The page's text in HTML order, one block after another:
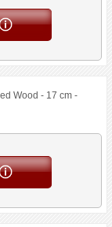
Wood - 17 cm -